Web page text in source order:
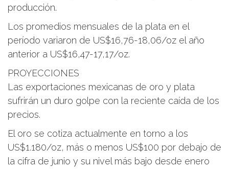
producción.
Los promedios mensuales de la plata en el
período variaron de US$16,76-18,06/oz el año
anterior a US$16,47-17,17/oz.
PROYECCIONES
Las exportaciones mexicanas de oro y plata
sufrirán un duro golpe con la reciente caída de los
precios.
El oro se cotiza actualmente en torno a los
US$1.180/oz, más o menos US$100 por debajo de
la cifra de junio y su nivel más bajo desde enero